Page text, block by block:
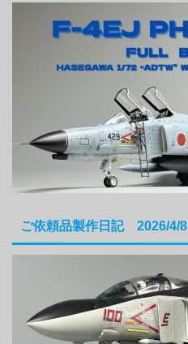
ご依頼品製作日記 2026/4/8